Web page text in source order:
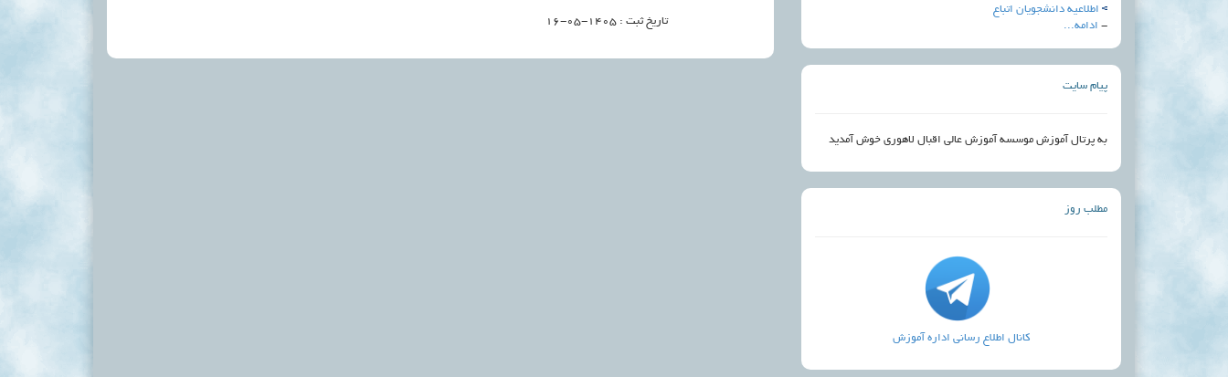
اطلاعیه دانشجویان اتباع
- ادامه...
پیام سایت
به پرتال آموزش موسسه آموزش عالی اقبال لاهوری خوش آمدید
مطلب روز
کانال اطلاع رسانی اداره آموزش
تاریخ ثبت : ۱۴۰۵-۰۵-۱۶